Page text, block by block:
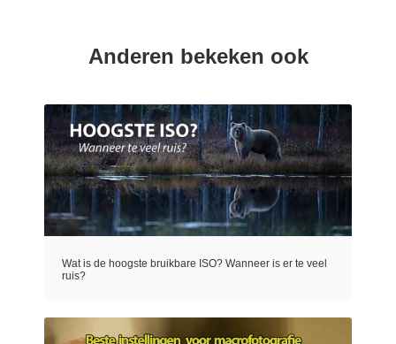
Anderen bekeken ook
Wat is de hoogste bruikbare ISO? Wanneer is er te veel
ruis?